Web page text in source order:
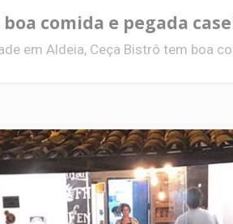
comida e pegada
em Aldeia, Ceça Bistrô tem boa